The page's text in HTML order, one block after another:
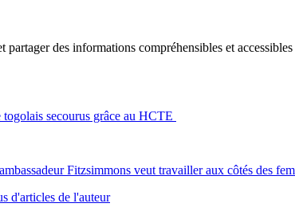
partager des informations compréhensibles et
secourus grâce au HCTE
Fitzsimmons veut travailler aux côtés des
d'articles de l'auteur